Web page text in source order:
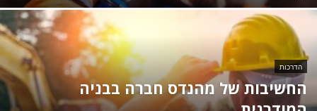
הדרכות
החשיבות של מהנדס חברה בבניה